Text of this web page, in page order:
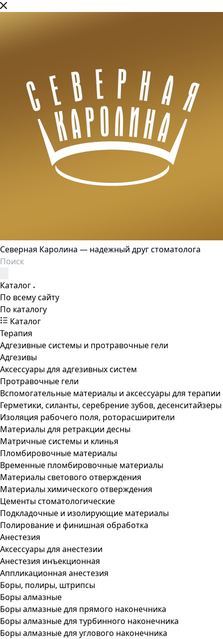
Северная Каролина — надежный друг стоматолога
Каталог
По всему сайту
По каталогу
Каталог
Терапия
Адгезивные системы и протравочные гели
Адгезивы
Аксессуары для адгезивных систем
Протравочные гели
Вспомогательные материалы и аксессуары для терапии
Герметики, силанты, серебрение зубов, десенситайзеры
Изоляция рабочего поля, роторасширители
Материалы для ретракции десны
Матричные системы и клинья
Пломбировочные материалы
Временные пломбировочные материалы
Материалы светового отверждения
Материалы химического отверждения
Цементы стоматологические
Подкладочные и изолирующие материалы
Полирование и финишная обработка
Анестезия
Аксессуары для анестезии
Анестезия инъекционная
Аппликационная анестезия
Боры, полиры, штрипсы
Боры алмазные
Боры алмазные для прямого наконечника
Боры алмазные для турбинного наконечника
Боры алмазные для углового наконечника